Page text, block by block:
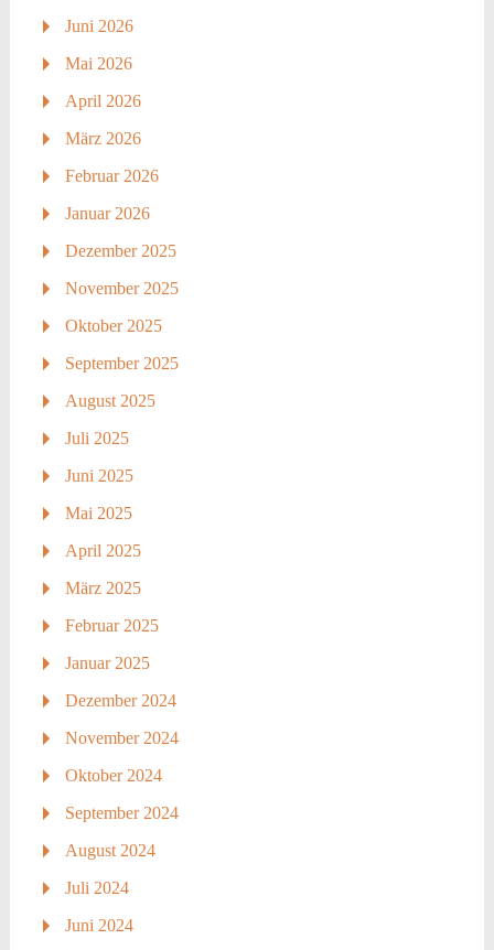
Juni 2026
Mai 2026
April 2026
März 2026
Februar 2026
Januar 2026
Dezember 2025
November 2025
Oktober 2025
September 2025
August 2025
Juli 2025
Juni 2025
Mai 2025
April 2025
März 2025
Februar 2025
Januar 2025
Dezember 2024
November 2024
Oktober 2024
September 2024
August 2024
Juli 2024
Juni 2024